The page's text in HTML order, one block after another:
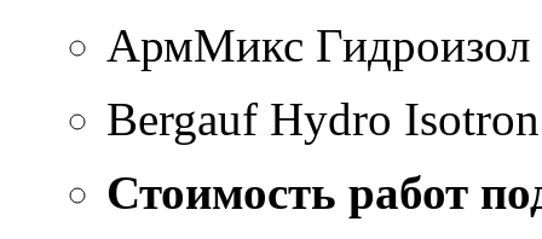
АрмМикс
Bergauf Hydro
Стоимость работ